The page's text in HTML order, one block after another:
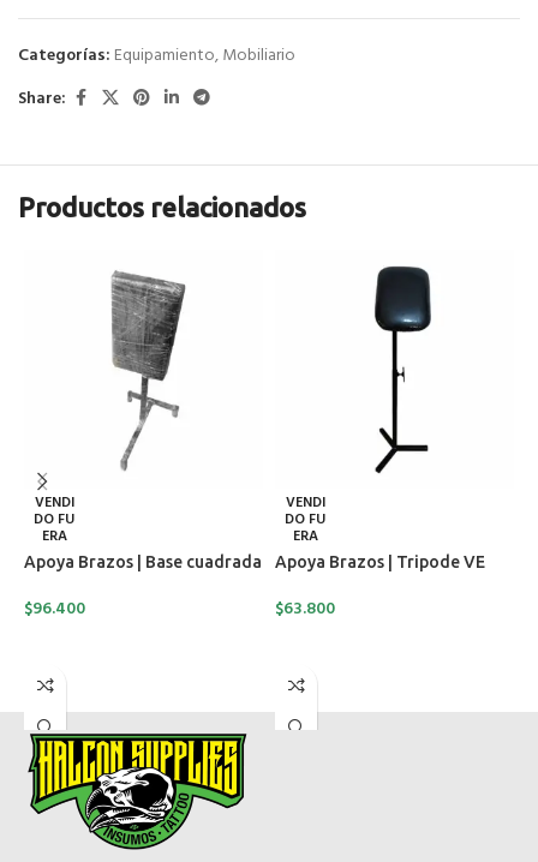
Categorías: Equipamiento,Mobiliario
Share:
Productos relacionados
VENDI
DO FU
ERA
Apoya Brazos | Base cuadrada
$96.400
VENDI
DO FU
ERA
Apoya Brazos | Tripode VE
$63.800